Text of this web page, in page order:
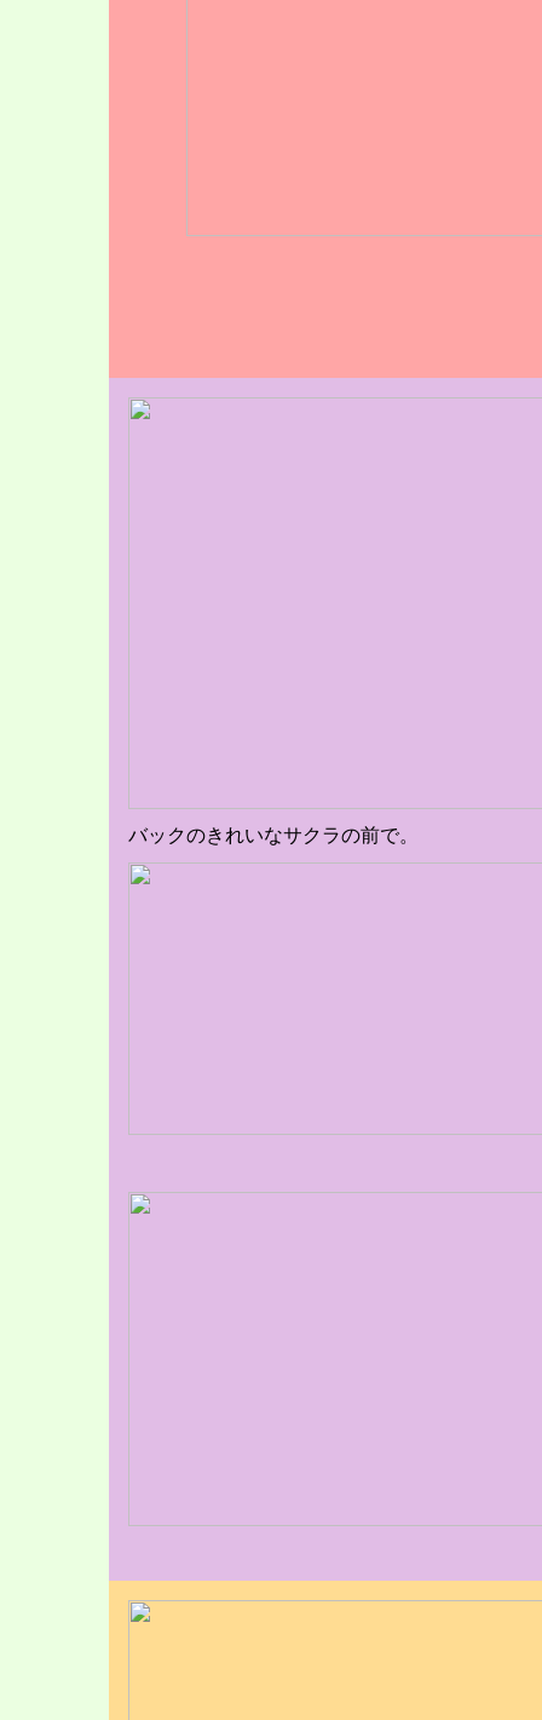
バックのきれいなサクラの前で。